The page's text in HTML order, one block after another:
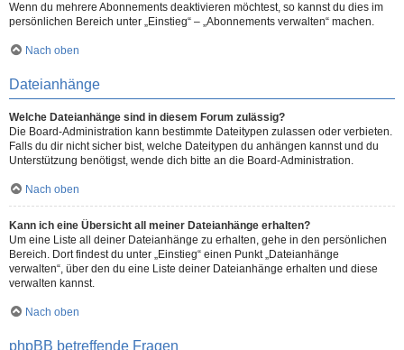
Wenn du mehrere Abonnements deaktivieren möchtest, so kannst du dies im
persönlichen Bereich unter „Einstieg“ – „Abonnements verwalten“ machen.
Nach oben
Dateianhänge
Welche Dateianhänge sind in diesem Forum zulässig?
Die Board-Administration kann bestimmte Dateitypen zulassen oder verbieten.
Falls du dir nicht sicher bist, welche Dateitypen du anhängen kannst und du
Unterstützung benötigst, wende dich bitte an die Board-Administration.
Nach oben
Kann ich eine Übersicht all meiner Dateianhänge erhalten?
Um eine Liste all deiner Dateianhänge zu erhalten, gehe in den persönlichen
Bereich. Dort findest du unter „Einstieg“ einen Punkt „Dateianhänge
verwalten“, über den du eine Liste deiner Dateianhänge erhalten und diese
verwalten kannst.
Nach oben
phpBB betreffende Fragen